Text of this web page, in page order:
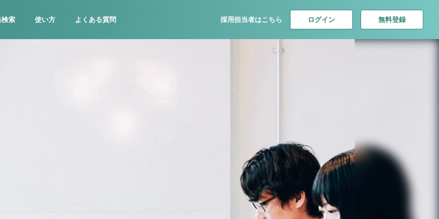
検索 使い方 よくある質問 採用担当者はこちら ログイン 無料登録